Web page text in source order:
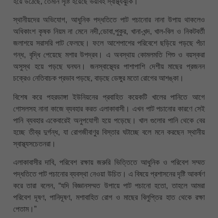
স্থানীয়দের অভিযোগ, আধুনিক পদ্ধতিতে পাট পচানোর নানা উপায় থাকলেও
অধিকাংশ কৃষক নিয়ম না মেনে নদী,ডোবা,পুকুর, খানা-খন্দ, খাল-বিল ও নিকটবর্তী
জলাশয়ে সরাসরি পাট ফেলছে। ফলে আশেপাশের পরিবেশে ছড়িয়ে পড়ছে পঁচা
গন্ধ, বৃদ্ধি পেয়েছে মশার উপদ্রব। এ অবস্থায় কোমলমতি শিশু ও বয়স্করা
অসুস্থ হয়ে পড়ছে ঘনঘন। জনস্বাস্থ্যের পাশাপাশি দেশীয় মাছের প্রজনন
চক্রেও নেতিবাচক প্রভাব পড়ছে, বাড়ছে ডেঙ্গুর মতো রোগের আশঙ্কা।
বিশেষ করে পহরডাঙ্গা ইউনিয়নের প্রবাহিত কয়েকটি খালের পানিতে আগে
গোসলসহ নানা কাজে ব্যবহার করত এলাকাবাসী। এখন পাট পচানোর কারণে সেই
পানি ব্যবহার একেবারেই অনুপযোগী হয়ে পড়েছে। খাল গুলোর পানি থেকে বের
হচ্ছে তীব্র দুর্গন্ধ, যা রোগজীবাণুর বিস্তার ঘটাচ্ছে বলে মনে করছেন স্থানীয়
স্বাস্থ্যসচেতনরা।
এলাকাবাসীর দাবি, পরিবেশ রক্ষায় জরুরি ভিত্তিতে আধুনিক ও পরিবেশ সম্মত
পদ্ধতিতে পাট পচানোর ব্যবস্থা নেওয়া উচিত। এ বিষয়ে প্রশাসনের দৃষ্টি আকর্ষণ
করে তারা বলেন, “যদি বিজ্ঞানসম্মত উপায়ে পাট পচানো হতো, তাহলে আমরা
পরিবেশ দূষণ, পানিদূষণ, মশাবাহিত রোগ ও মাছের বিলুপ্তির হাত থেকে রক্ষা
পেতাম।”